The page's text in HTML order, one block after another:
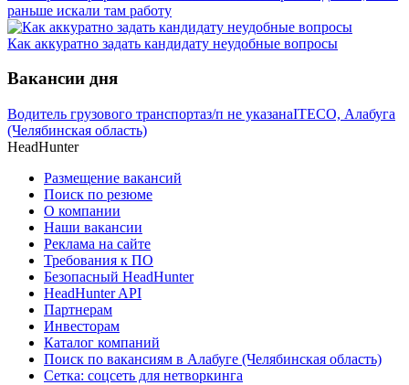
раньше искали там работу
Как аккуратно задать кандидату неудобные вопросы
Вакансии дня
Водитель грузового транспортаз/п не указанаITECO, Алабуга
(Челябинская область)
HeadHunter
Размещение вакансий
Поиск по резюме
О компании
Наши вакансии
Реклама на сайте
Требования к ПО
Безопасный HeadHunter
HeadHunter API
Партнерам
Инвесторам
Каталог компаний
Поиск по вакансиям в Алабуге (Челябинская область)
Сетка: соцсеть для нетворкинга